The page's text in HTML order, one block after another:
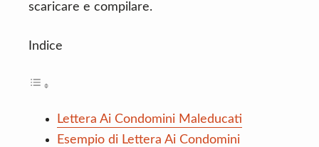
scaricare e compilare.
Indice
Lettera Ai Condomini Maleducati
Esempio di Lettera Ai Condomini